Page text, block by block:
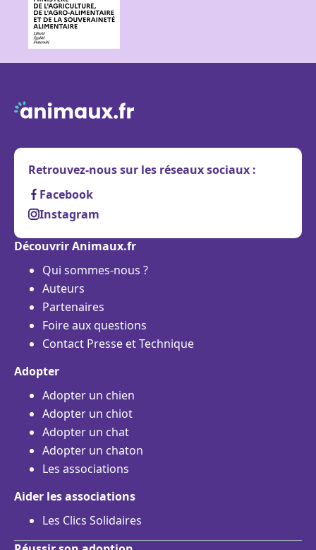
Retrouvez-nous sur les réseaux sociaux :
Facebook
Instagram
Découvrir Animaux.fr
Qui sommes-nous ?
Auteurs
Partenaires
Foire aux questions
Contact Presse et Technique
Adopter
Adopter un chien
Adopter un chiot
Adopter un chat
Adopter un chaton
Les associations
Aider les associations
Les Clics Solidaires